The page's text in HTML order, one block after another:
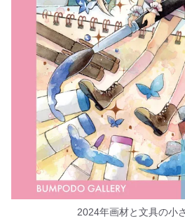
2024年画材と文具の小